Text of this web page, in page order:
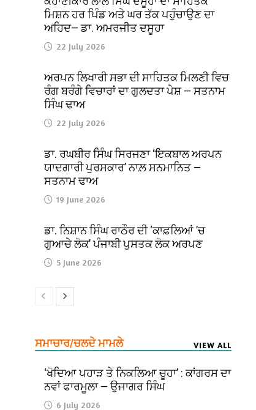
ਮਿਸ਼ਨ ਹਰ ਪਿੰਡ ਅਤੇ ਘਰ ਤੱਕ ਪਹੁੰਚਾਉਣ ਦਾ
ਅਹਿਦ— ਡਾ. ਅਮਰਜੀਤ ਦਸੂਹਾ
22 July 2026
ਅਰਪਨ ਲਿਖਾਰੀ ਸਭਾ ਦੀ ਸਾਹਿਤਕ ਮਿਲਣੀ ਵਿਚ
ਰੰਗ ਬਰੰਗੇ ਵਿਚਾਰਾਂ ਦਾ ਗੁਲਦਤਾ ਪੇਸ਼ — ਸਤਨਾਮ
ਸਿੰਘ ਢਾਅ
22 July 2026
ਡਾ. ਰਘਬੀਰ ਸਿੰਘ ਸਿਰਜਣਾ ‘ਇਕਬਾਲ ਅਰਪਨ
ਯਾਦਗਾਰੀ ਪੁਰਸਕਾਰ’ ਨਾਲ਼ ਸਨਮਾਨਿਤ —
ਸਤਨਾਮ ਢਾਅ
19 June 2026
ਡਾ. ਨਿਸ਼ਾਨ ਸਿੰਘ ਰਾਠੌਰ ਦੀ ‘ਕਾਫ਼ਲਿਆਂ ’ਚ
ਗੁਆਚੇ ਲੋਕ’ ਪੰਜਾਬੀ ਪੁਸਤਕ ਲੋਕ ਅਰਪਣ
5 June 2026
ਸਮਾਚਾਰ/ਚਲਦੇ ਮਾਮਲੇ VIEW ALL
‘ਖੋਦਿਆ ਪਹਾੜ ਤੇ ਨਿਕਲਿਆ ਚੂਹਾ’ : ਕਾਂਗਰਸ ਦਾ
ਨਵਾਂ ਫਾਰਮੂਲਾ — ਉਜਾਗਰ ਸਿੰਘ
6 July 2026